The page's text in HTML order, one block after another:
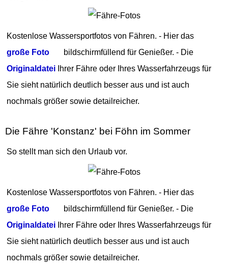
Kostenlose Wassersportfotos von Fähren. - Hier das
große Foto
bildschirmfüllend für Genießer. - Die
Originaldatei Ihrer Fähre oder Ihres Wasserfahrzeugs für
Sie sieht natürlich deutlich besser aus und ist auch
nochmals größer sowie detailreicher.
Die Fähre 'Konstanz' bei Föhn im Sommer
So stellt man sich den Urlaub vor.
Kostenlose Wassersportfotos von Fähren. - Hier das
große Foto
bildschirmfüllend für Genießer. - Die
Originaldatei Ihrer Fähre oder Ihres Wasserfahrzeugs für
Sie sieht natürlich deutlich besser aus und ist auch
nochmals größer sowie detailreicher.